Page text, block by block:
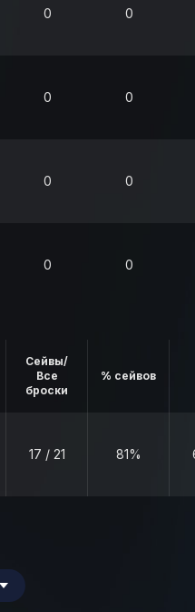
0 0
0 0
0 0
0 0
Сейвы/
Все
броски
% сейвов
17 / 21 81%